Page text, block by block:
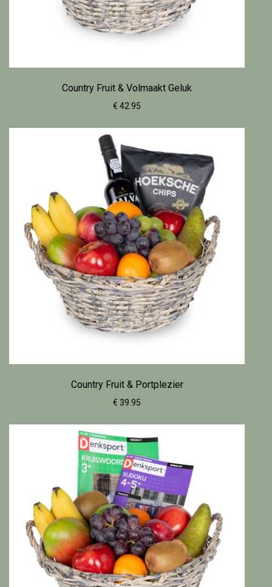
Country Fruit & Volmaakt Geluk
€ 42.95
Country Fruit & Portplezier
€ 39.95